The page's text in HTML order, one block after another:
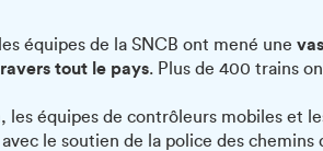
équipes de la SNCB ont mené une
tout le pays. Plus de 400 trains
équipes de contrôleurs mobiles et
le soutien de la police des chemins